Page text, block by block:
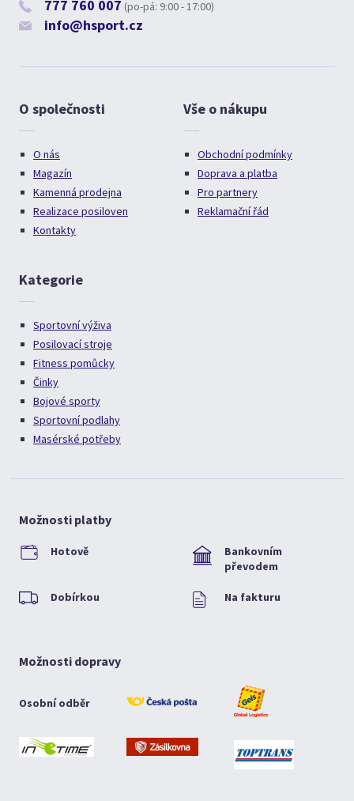
777 760 007 (po-pá: 9:00 - 17:00)
info@hsport.cz
O společnosti
O nás
Magazín
Kamenná prodejna
Realizace posiloven
Kontakty
Vše o nákupu
Obchodní podmínky
Doprava a platba
Pro partnery
Reklamační řád
Kategorie
Sportovní výživa
Posilovací stroje
Fitness pomůcky
Činky
Bojové sporty
Sportovní podlahy
Masérské potřeby
Možnosti platby
Hotově
Bankovním
převodem
Dobírkou Na fakturu
Možnosti dopravy
Osobní odběr